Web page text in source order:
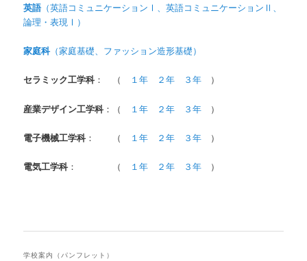
英語（英語コミュニケーションⅠ、英語コミュニケーションⅡ、
論理・表現Ⅰ）
家庭科（家庭基礎、ファッション造形基礎）
セラミック工学科： （ １年 ２年 ３年 ）
産業デザイン工学科：（ １年 ２年 ３年 ）
電子機械工学科： （ １年 ２年 ３年 ）
電気工学科： （ １年 ２年 ３年 ）
学校案内（パンフレット）